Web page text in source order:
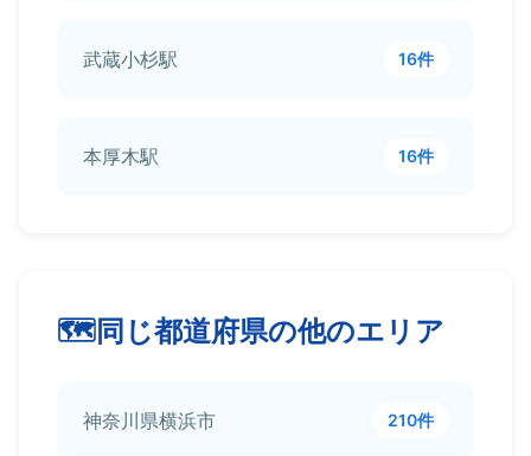
武蔵小杉駅 16件
本厚木駅 16件
同じ都道府県の他のエリア
神奈川県横浜市 210件